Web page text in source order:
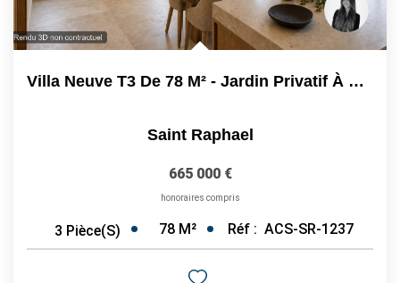
Villa Neuve T3 De 78 M² - Jardin Privatif À Saint-Raphaël -...
Saint Raphael
665 000 €
honoraires compris
3 Pièce(s) 78 M² Réf : ACS-SR-1237